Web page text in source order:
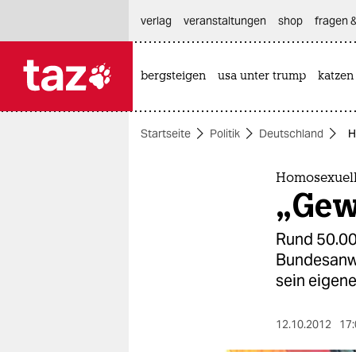
themen
verlag
veranstaltungen shop fragen
bergsteigen usa unter trump katzen
Startseite Politik Deutschland
Rund
sein
12.10.2012